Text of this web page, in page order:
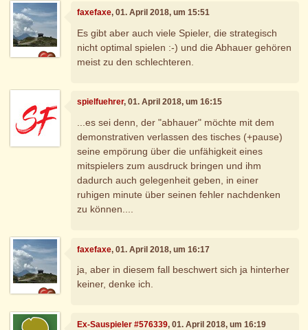
faxefaxe, 01. April 2018, um 15:51
Es gibt aber auch viele Spieler, die strategisch
nicht optimal spielen :-) und die Abhauer gehören
meist zu den schlechteren.
spielfuehrer, 01. April 2018, um 16:15
...es sei denn, der "abhauer" möchte mit dem
demonstrativen verlassen des tisches (+pause)
seine empörung über die unfähigkeit eines
mitspielers zum ausdruck bringen und ihm
dadurch auch gelegenheit geben, in einer
ruhigen minute über seinen fehler nachdenken
zu können....
faxefaxe, 01. April 2018, um 16:17
ja, aber in diesem fall beschwert sich ja hinterher
keiner, denke ich.
Ex-Sauspieler #576339, 01. April 2018, um 16:19